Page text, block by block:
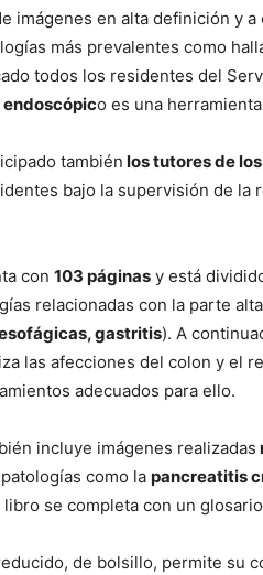
imágenes en alta definición y
más prevalentes como
todos los residentes del
endoscópico es una
también los tutores de
bajo la supervisión de la
con 103 páginas y está
relacionadas con la parte
gastritis). A
las afecciones del colon y el
adecuados para ello.
incluye imágenes realizadas
como la pancreatitis
se completa con un
de bolsillo, permite su